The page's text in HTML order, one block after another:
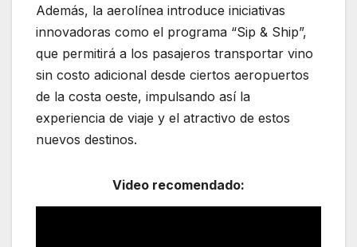
Además, la aerolínea introduce iniciativas
innovadoras como el programa “Sip & Ship”,
que permitirá a los pasajeros transportar vino
sin costo adicional desde ciertos aeropuertos
de la costa oeste, impulsando así la
experiencia de viaje y el atractivo de estos
nuevos destinos.
Video recomendado: